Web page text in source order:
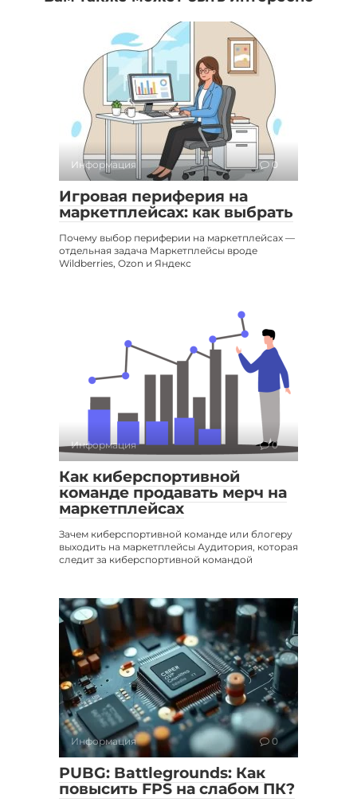
Информация 0
Игровая периферия на
маркетплейсах: как выбрать
Почему выбор периферии на маркетплейсах —
отдельная задача Маркетплейсы вроде
Wildberries, Ozon и Яндекс
Информация 0
Как киберспортивной
команде продавать мерч на
маркетплейсах
Зачем киберспортивной команде или блогеру
выходить на маркетплейсы Аудитория, которая
следит за киберспортивной командой
Информация 0
PUBG: Battlegrounds: Как
повысить FPS на слабом ПК?